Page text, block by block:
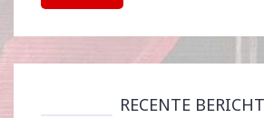
RECENTE